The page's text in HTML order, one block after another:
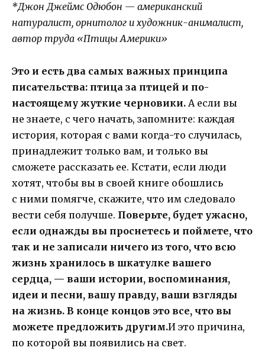
*Джон Джеймс Одюбон — американский
натуралист, орнитолог и художник-анималист,
автор труда «Птицы Америки»
Это и есть два самых важных принципа
писательства: птица за птицей и по-
настоящему жуткие черновики. А если вы
не знаете, с чего начать, запомните: каждая
история, которая с вами когда-то случилась,
принадлежит только вам, и только вы
сможете рассказать ее. Кстати, если люди
хотят, чтобы вы в своей книге обошлись
с ними помягче, скажите, что им следовало
вести себя получше. Поверьте, будет ужасно,
если однажды вы проснетесь и поймете, что
так и не записали ничего из того, что всю
жизнь хранилось в шкатулке вашего
сердца, — ваши истории, воспоминания,
идеи и песни, вашу правду, ваши взгляды
на жизнь. В конце концов это все, что вы
можете предложить другим.И это причина,
по которой вы появились на свет.